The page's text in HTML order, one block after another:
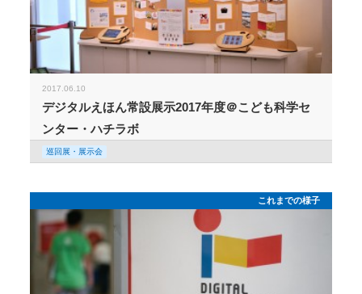
2017.06.10
デジタルえほん常設展示2017年度＠こども科学セ
ンター・ハチラボ
巡回展・展示会
これまでの様子